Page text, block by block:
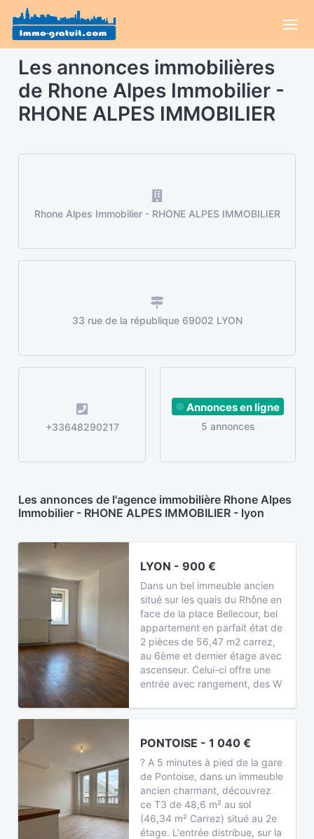
Les annonces immobilières
de Rhone Alpes Immobilier -
RHONE ALPES IMMOBILIER
Rhone Alpes Immobilier - RHONE ALPES IMMOBILIER
33 rue de la république 69002 LYON
+33648290217
Annonces en ligne
5 annonces
Les annonces de l'agence immobilière Rhone Alpes
Immobilier - RHONE ALPES IMMOBILIER - lyon
LYON - 900 €
Dans un bel immeuble ancien
situé sur les quais du Rhône en
face de la place Bellecour, bel
appartement en parfait état de
2 pièces de 56,47 m2 carrez,
au 6ème et dernier étage avec
ascenseur. Celui-ci offre une
entrée avec rangement, des W
PONTOISE - 1 040 €
? A 5 minutes à pied de la gare
de Pontoise, dans un immeuble
ancien charmant, découvrez
ce T3 de 48,6 m² au sol
(46,34 m² Carrez) situé au 2e
étage. L'entrée distribue, sur la